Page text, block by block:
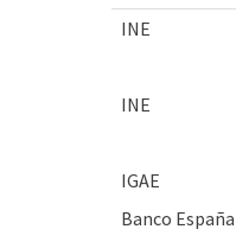
INE
INE
IGAE
Banco España